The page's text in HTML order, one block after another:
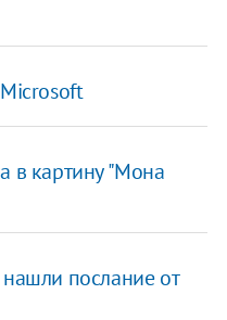
в картину "Мона
послание от